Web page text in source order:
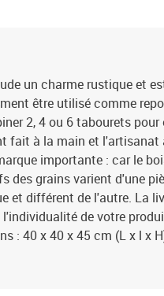
un charme rustique et
être utilisé comme
2, 4 ou 6 tabourets pour
fait à la main et l'artisanat
importante : car le
des grains varient d'une
et différent de l'autre. La
de votre
: 40 x 40 x 45 cm (L x l x